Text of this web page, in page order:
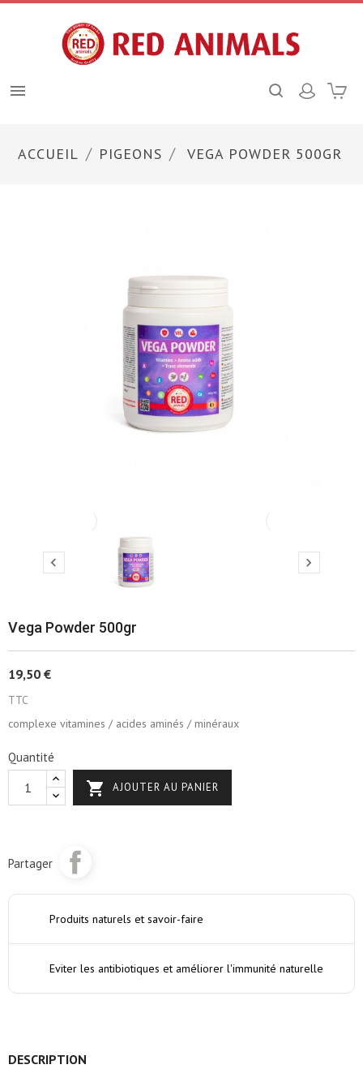

ACCUEIL PIGEONS VEGA POWDER 500GR
 
Vega Powder 500gr
19,50 €
TTC
complexe vitamines / acides aminés / minéraux
Quantité
 AJOUTER AU PANIER
Partager
Produits naturels et savoir-faire
Eviter les antibiotiques et améliorer l'immunité naturelle
DESCRIPTION